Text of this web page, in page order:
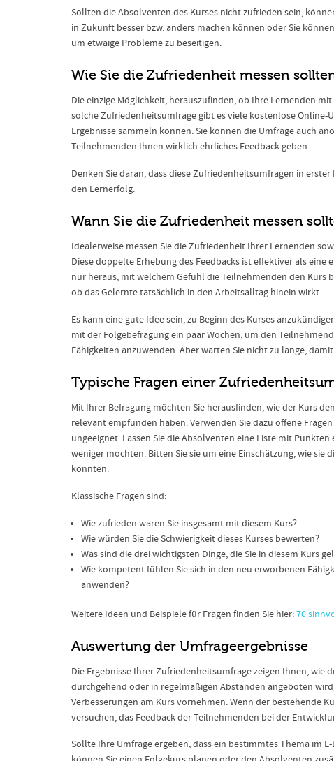
Sollten die Absolventen des Kurses nicht zufrieden sein,
in Zukunft besser bzw. anders machen können oder Sie
um etwaige Probleme zu beseitigen.
Wie Sie die Zufriedenheit messen
Die einzige Möglichkeit, herauszufinden, ob Ihre Lernenden
solche Zufriedenheitsumfrage gibt es viele kostenlose
Ergebnisse sammeln können. Sie können die Umfrage auch
Teilnehmenden Ihnen wirklich ehrliches Feedback geben.
Denken Sie daran, dass diese Zufriedenheitsumfragen in
den Lernerfolg.
Wann Sie die Zufriedenheit messen
Idealerweise messen Sie die Zufriedenheit Ihrer Lernenden
Diese doppelte Erhebung des Feedbacks ist effektiver als eine
nur heraus, mit welchem Gefühl die Teilnehmenden den
ob das Gelernte tatsächlich in den Arbeitsalltag hinein wirkt.
Es kann eine gute Idee sein, zu Beginn des Kurses
mit der Folgebefragung ein paar Wochen, um den
Fähigkeiten anzuwenden. Aber warten Sie nicht zu lange,
Typische Fragen einer
Mit Ihrer Befragung möchten Sie herausfinden, wie der Kurs
relevant empfunden haben. Verwenden Sie dazu offene
ungeeignet. Lassen Sie die Absolventen eine Liste mit
weniger mochten. Bitten Sie sie um eine Einschätzung, wie
konnten.
Klassische Fragen sind:
Wie zufrieden waren Sie insgesamt mit diesem Kurs?
Wie würden Sie die Schwierigkeit dieses Kurses bewerten?
Was sind die drei wichtigsten Dinge, die Sie in diesem Kurs
Wie kompetent fühlen Sie sich in den neu erworbenen
anwenden?
Weitere Ideen und Beispiele für Fragen finden Sie hier:70
Auswertung der Umfrageergebnisse
Die Ergebnisse Ihrer Zufriedenheitsumfrage zeigen Ihnen, wie
durchgehend oder in regelmäßigen Abständen angeboten
Verbesserungen am Kurs vornehmen. Wenn der bestehende
versuchen, das Feedback der Teilnehmenden bei der
Sollte Ihre Umfrage ergeben, dass ein bestimmtes Thema im